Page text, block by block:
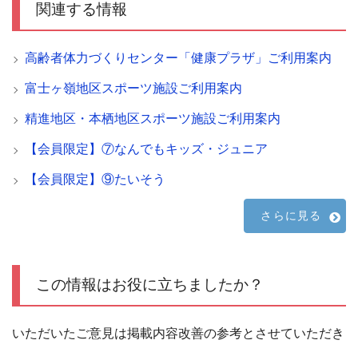
関連する情報
高齢者体力づくりセンター「健康プラザ」ご利用案内
富士ヶ嶺地区スポーツ施設ご利用案内
精進地区・本栖地区スポーツ施設ご利用案内
【会員限定】⑦なんでもキッズ・ジュニア
【会員限定】⑨たいそう
さらに見る
この情報はお役に立ちましたか？
いただいたご意見は掲載内容改善の参考とさせていただき